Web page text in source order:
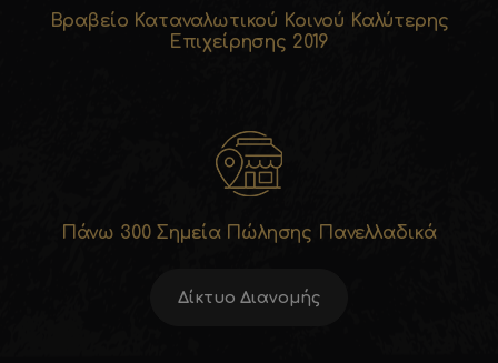
Βραβείο Καταναλωτικού Κοινού Καλύτερης
Επιχείρησης 2019
Πάνω 300 Σημεία Πώλησης Πανελλαδικά
Δίκτυο Διανομής